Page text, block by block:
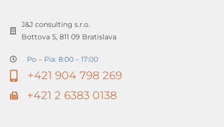
J&J consulting s.r.o.
Bottova 5, 811 09 Bratislava
Po – Pia: 8:00 – 17:00
+421 904 798 269
+421 2 6383 0138